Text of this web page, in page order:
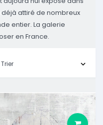
déjà attiré de nombreux
entier. La galerie
en France.